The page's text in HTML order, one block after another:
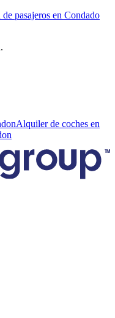
pasajeros en Condado
Alquiler de coches en